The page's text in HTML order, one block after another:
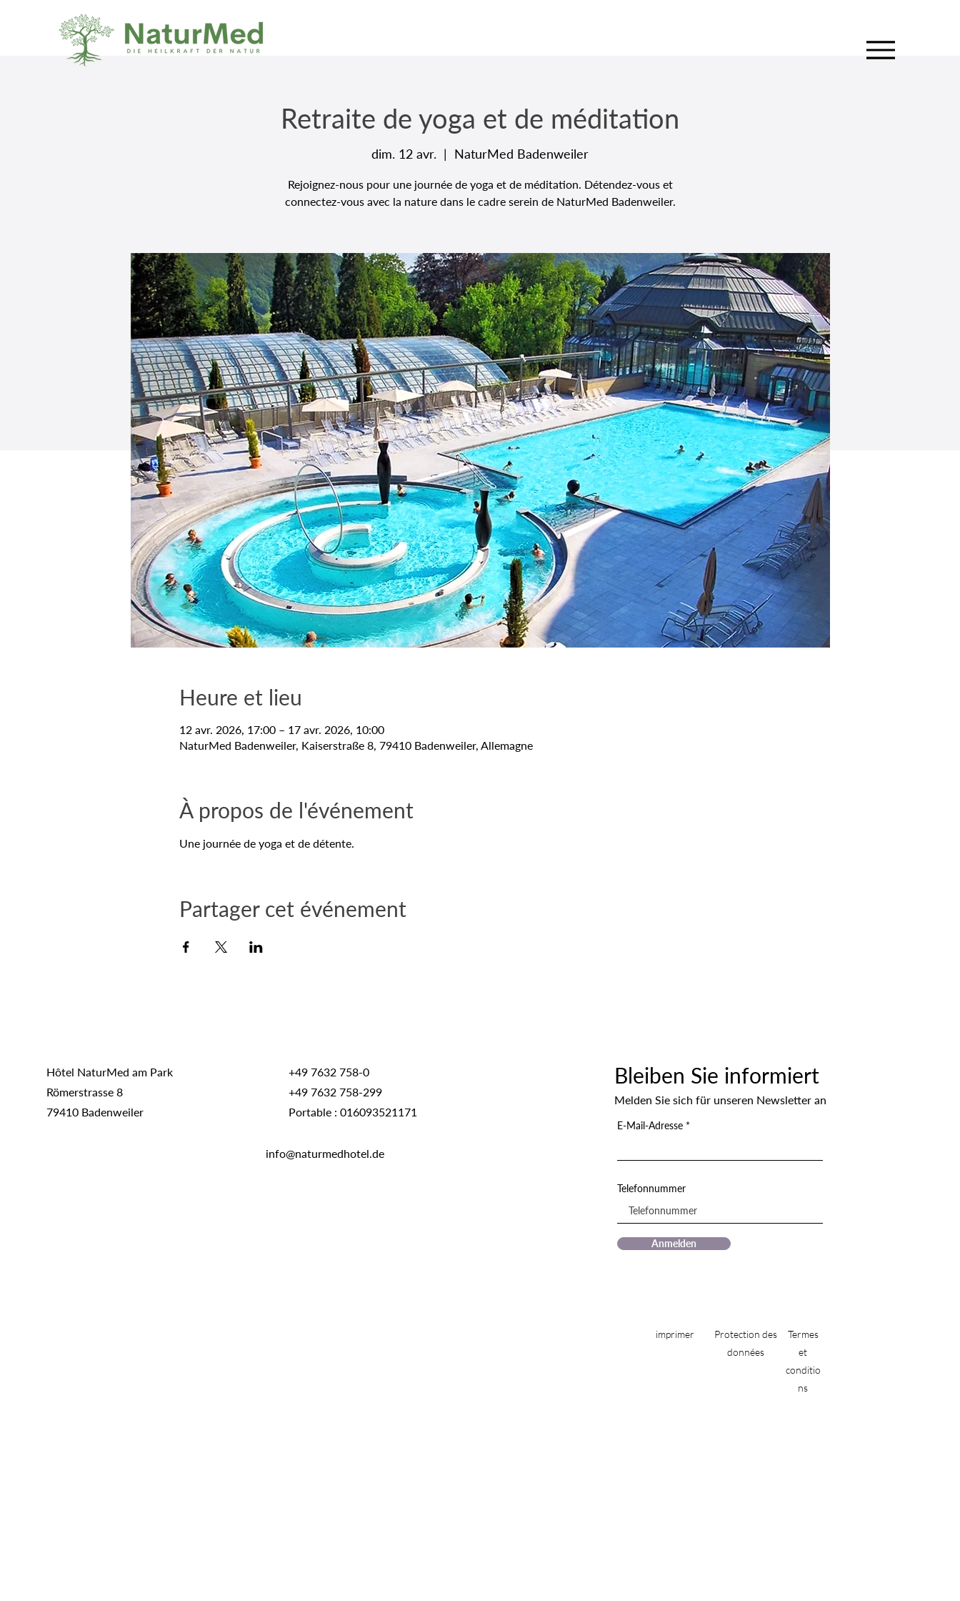
Retraite de yoga et de méditation
dim. 12 avr.
  |
NaturMed Badenweiler
Rejoignez-nous pour une journée de yoga et de méditation. Détendez-vous et
connectez-vous avec la nature dans le cadre serein de NaturMed Badenweiler.
Heure et lieu
12 avr. 2026, 17:00 – 17 avr. 2026, 10:00
NaturMed Badenweiler, Kaiserstraße 8, 79410 Badenweiler, Allemagne
À propos de l'événement
Une journée de yoga et de détente.
Partager cet événement
Hôtel NaturMed am Park
Römerstrasse 8
79410 Badenweiler
+49 7632 758-0
+49 7632 758-299
Portable : 016093521171
info@naturmedhotel.de
Bleiben Sie informiert
Melden Sie sich für unseren Newsletter an
E-Mail-Adresse
Telefonnummer
Anmelden
imprimer
Protection des
données
Termes
et
conditio
ns